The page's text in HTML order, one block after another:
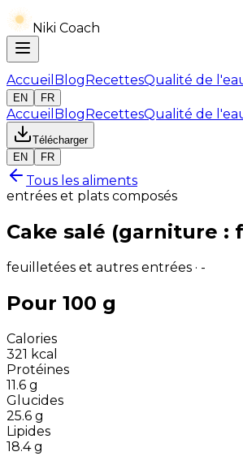
Niki Coach
Accueil BlogRecettesQualité de
EN
FR
Accueil BlogRecettesQualité de
Télécharger
EN
FR
Tous les aliments
entrées et plats composés
Cake salé (garniture :
feuilletées et autres entrées · -
Pour 100 g
Calories
321 kcal
Protéines
11.6 g
Glucides
25.6 g
Lipides
18.4 g